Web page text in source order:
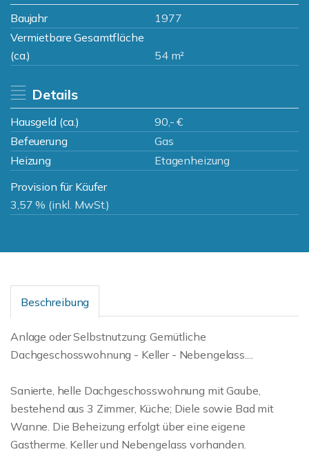
Baujahr
1977
Vermietbare Gesamtfläche
(ca.)
54 m²
Details
Hausgeld (ca.)
90,- €
Befeuerung
Gas
Heizung
Etagenheizung
Provision für Käufer
3,57 % (inkl. MwSt.)
Beschreibung
Anlage oder Selbstnutzung: Gemütliche
Dachgeschosswohnung - Keller - Nebengelass....
Sanierte, helle Dachgeschosswohnung mit Gaube,
bestehend aus 3 Zimmer, Küche; Diele sowie Bad mit
Wanne. Die Beheizung erfolgt über eine eigene
Gastherme. Keller und Nebengelass vorhanden.